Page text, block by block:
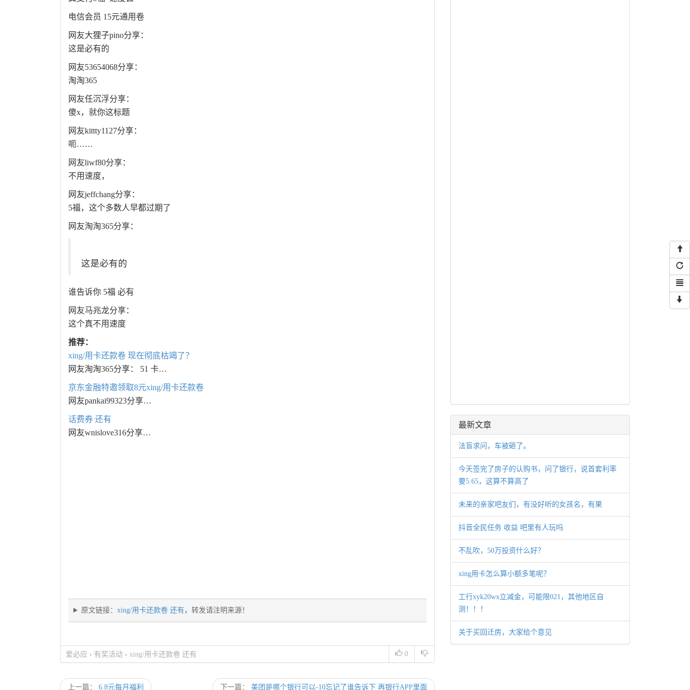
电信会员 15元通用卷
网友大狸子pino分享：
这是必有的
网友53654068分享：
淘淘365
网友任沉浮分享：
傻x，就你这标题
网友kittty1127分享：
呃……
网友liwf80分享：
不用速度，
网友jeffchang分享：
5福，这个多数人早都过期了
网友淘淘365分享：
这是必有的
谁告诉你 5福 必有
网友马兆龙分享：
这个真不用速度
推荐：
xing/用卡还款卷 现在彻底枯竭了？
网友淘淘365分享： 51 卡…
京东金融特邀领取8元xing/用卡还款卷
网友pankai99323分享…
话费券 还有
网友wnislove316分享…
原文链接： xing/用卡还款卷 还有，转发请注明来源！
0
爱必应 › 有奖活动 › xing/用卡还款卷 还有
上一篇： 6.8元每月福利 下一篇： 美团是哪个银行可以-10忘记了谁告诉下 再银行APP里面
最新文章
法盲求问，车被砸了。
今天签完了房子的认购书，问了银行，说首套利率
要5.65，这算不算高了
未来的亲家吧友们，有没好听的女孩名，有果
抖音全民任务 收益 吧里有人玩吗
不乱吹，50万投资什么好？
xing用卡怎么算小额多笔呢？
工行xyk20wx立减金，可能限021，其他地区自
测！！！
关于买回迁房，大家给个意见